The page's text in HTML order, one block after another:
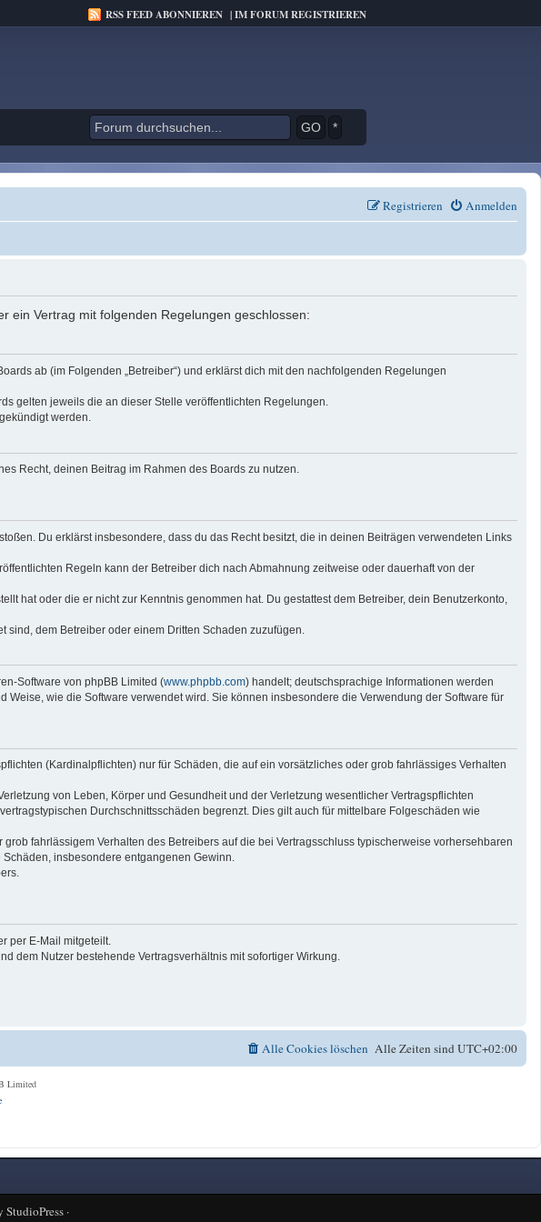
RSS FEED ABONNIEREN |IM FORUM REGISTRIEREN
*
Anmelden
Registrieren
ein Vertrag mit folgenden Regelungen geschlossen:
ab (im Folgenden „Betreiber“) und erklärst dich mit den nachfolgenden Regelungen
gelten jeweils die an dieser Stelle veröffentlichten Regelungen.
werden.
Recht, deinen Beitrag im Rahmen des Boards zu nutzen.
Du erklärst insbesondere, dass du das Recht besitzt, die in deinen Beiträgen verwendeten Links
Regeln kann der Betreiber dich nach Abmahnung zeitweise oder dauerhaft von der
hat oder die er nicht zur Kenntnis genommen hat. Du gestattest dem Betreiber, dein Benutzerkonto,
dem Betreiber oder einem Dritten Schaden zuzufügen.
Software von phpBB Limited (www.phpbb.com) handelt; deutschsprachige Informationen werden
Weise, wie die Software verwendet wird. Sie können insbesondere die Verwendung der Software für
(Kardinalpflichten) nur für Schäden, die auf ein vorsätzliches oder grob fahrlässiges Verhalten
von Leben, Körper und Gesundheit und der Verletzung wesentlicher Vertragspflichten
Durchschnittsschäden begrenzt. Dies gilt auch für mittelbare Folgeschäden wie
fahrlässigem Verhalten des Betreibers auf die bei Vertragsschluss typischerweise vorhersehbaren
insbesondere entgangenen Gewinn.
per E-Mail mitgeteilt.
dem Nutzer bestehende Vertragsverhältnis mit sofortiger Wirkung.
Alle Zeiten sindUTC+02:00
Alle Cookies löschen
Limited
StudioPress·